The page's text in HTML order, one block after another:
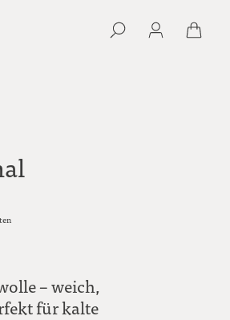
– weich,
für kalte